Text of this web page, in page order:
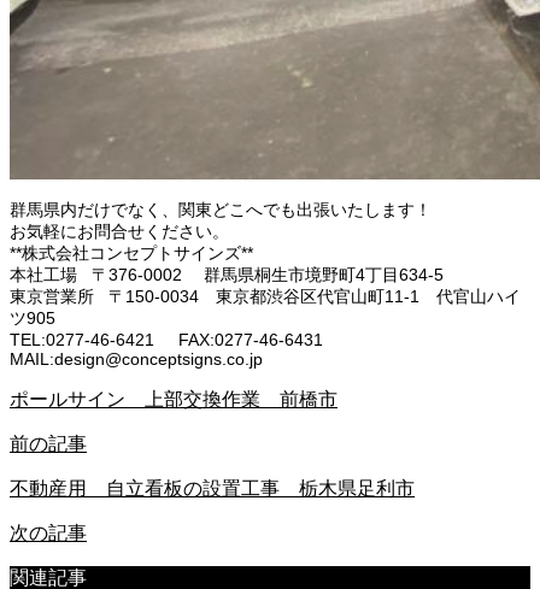
群馬県内だけでなく、関東どこへでも出張いたします！
お気軽にお問合せください。
**株式会社コンセプトサインズ**
本社工場 〒376-0002 群馬県桐生市境野町4丁目634-5
東京営業所 〒150-0034 東京都渋谷区代官山町11-1 代官山ハイ
ツ905
TEL:0277-46-6421 FAX:0277-46-6431
MAIL:design@conceptsigns.co.jp
ポールサイン 上部交換作業 前橋市
前の記事
不動産用 自立看板の設置工事 栃木県足利市
次の記事
関連記事